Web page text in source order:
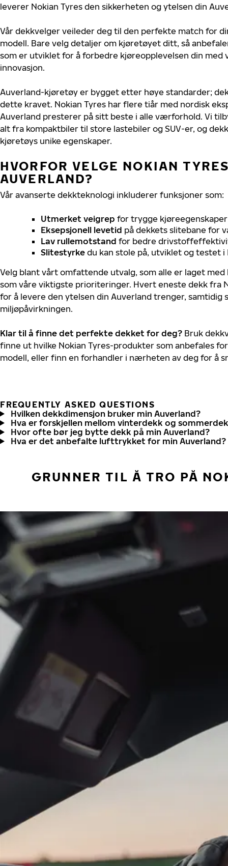
leverer Nokian Tyres den sikkerheten og ytelsen din
Vår dekkvelger veileder deg til den perfekte match for
modell. Bare velg detaljer om kjøretøyet ditt, så
som er utviklet for å forbedre kjøreopplevelsen din med
innovasjon.
Auverland-kjøretøy er bygget etter høye standarder;
dette kravet. Nokian Tyres har flere tiår med nordisk
Auverland presterer på sitt beste i alle værforhold. Vi
alt fra kompaktbiler til store lastebiler og SUV-er, og
kjøretøys unike egenskaper.
HVORFOR VELGE NOKIAN
AUVERLAND?
Vår avanserte dekkteknologi inkluderer funksjoner som:
Utmerket veigrep for trygge
Eksepsjonell levetid på dekkets slitebane for
Lav rullemotstand for bedre
Slitestyrke du kan stole på, utviklet og testet i
Velg blant vårt omfattende utvalg, som alle er laget
som våre viktigste prioriteringer. Hvert eneste dekk fra
for å levere den ytelsen din Auverland trenger, samtidig
miljøpåvirkningen.
Klar til å finne det perfekte dekket for deg? Bruk
finne ut hvilke Nokian Tyres-produkter som anbefales
modell, eller finn en forhandler i nærheten av deg for å
FREQUENTLY ASKED QUESTIONS
Hvilken dekkdimensjon bruker min Auverland?
Hva er forskjellen mellom vinterdekk og
Hvor ofte bør jeg bytte dekk på min Auverland?
Hva er det anbefalte lufttrykket for min Auverland?
GRUNNER TIL Å TRO PÅ